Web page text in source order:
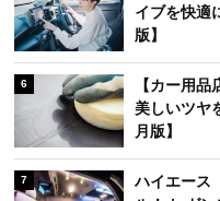
イブを快適
版】
6
【カー用
美しいツヤ
月版】
7
ハイエース